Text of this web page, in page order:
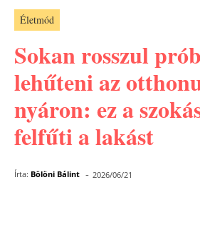
Életmód
Sokan rosszul
lehűteni az
nyáron: ez a
felfűti a lakást
Írta: Bölöni Bálint - 2026/06/21